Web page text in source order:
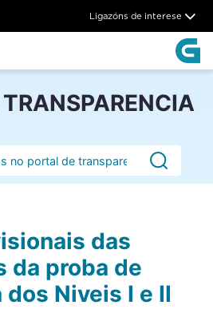
das
Ligazóns de interese
das
da proba de
Niveis I e II